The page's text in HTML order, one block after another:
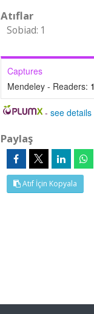
Atıflar
Sobiad: 1
Captures
Mendeley - Readers: 1
-see details
Paylaş
Atıf İçin Kopyala